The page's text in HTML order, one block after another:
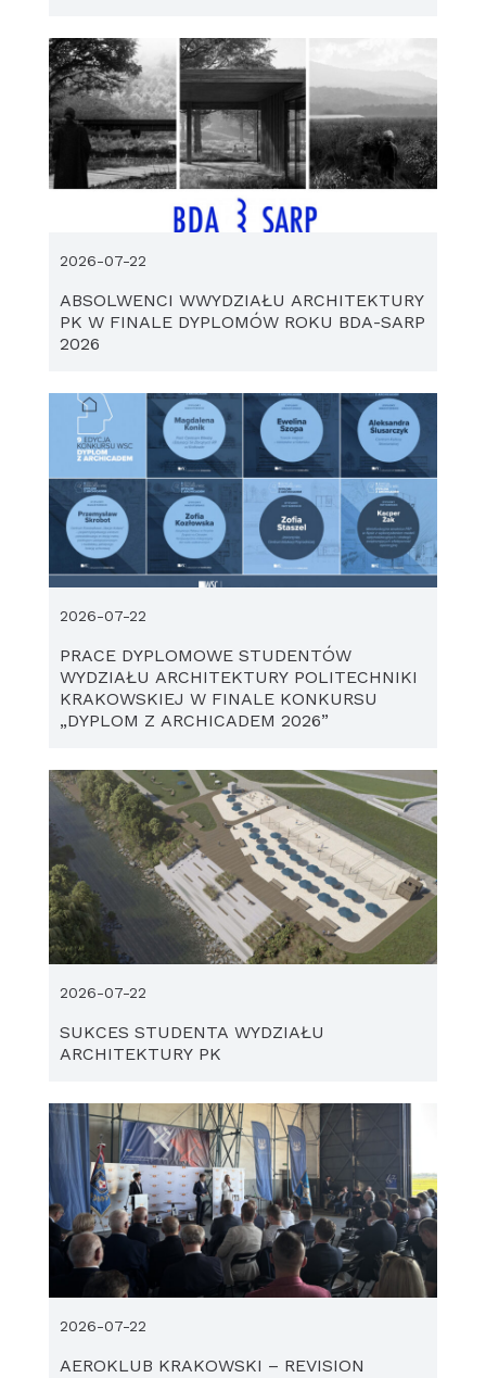
ABSOLWENCI WWYDZIAŁU ARCHITEKTURY
PK W FINALE DYPLOMÓW ROKU BDA-SARP
2026
2026-07-22
PRACE DYPLOMOWE STUDENTÓW
WYDZIAŁU ARCHITEKTURY POLITECHNIKI
KRAKOWSKIEJ W FINALE KONKURSU
„DYPLOM Z ARCHICADEM 2026”
2026-07-22
SUKCES STUDENTA WYDZIAŁU
ARCHITEKTURY PK
2026-07-22
AEROKLUB KRAKOWSKI – REVISION
2026-07-22